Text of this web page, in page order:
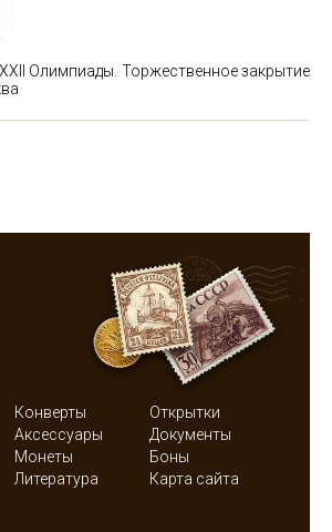
Олимпиады. Торжественное закрытие
Конверты
Открытки
Аксессуары
Документы
Монеты
Боны
Литература Карта сайта